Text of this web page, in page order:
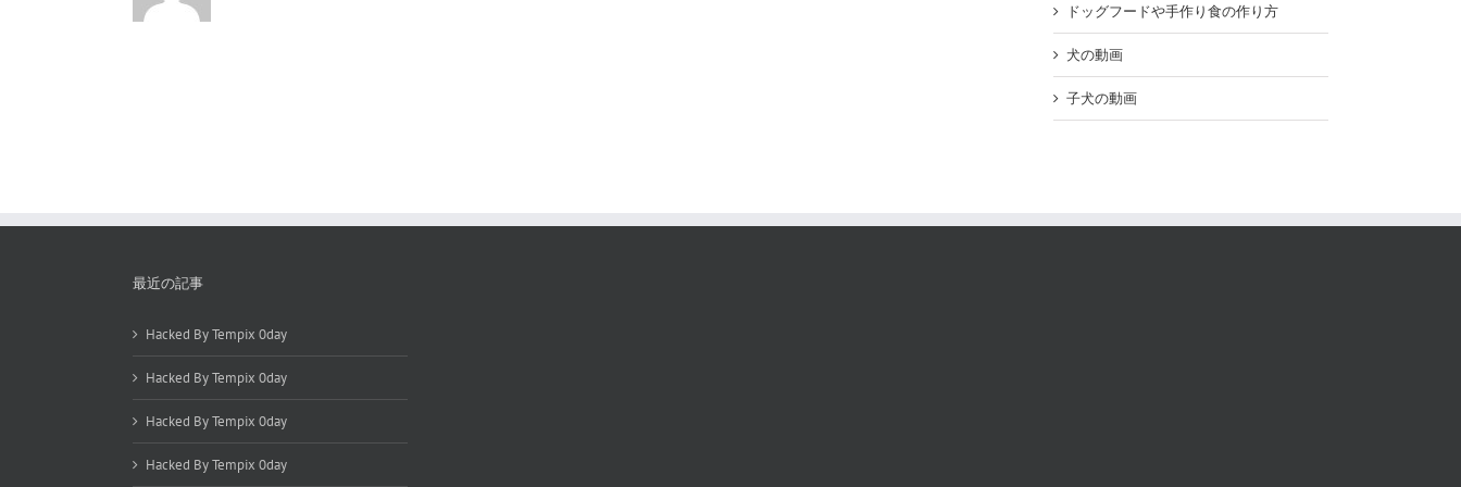
ドッグフードや手作り食の作り方
犬の動画
子犬の動画
最近の記事
Hacked By Tempix 0day
Hacked By Tempix 0day
Hacked By Tempix 0day
Hacked By Tempix 0day